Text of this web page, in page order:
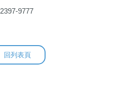
2397-9777
回列表頁